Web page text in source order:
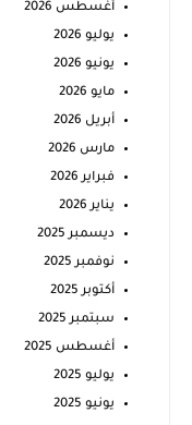
أغسطس 2026
يوليو 2026
يونيو 2026
مايو 2026
أبريل 2026
مارس 2026
فبراير 2026
يناير 2026
ديسمبر 2025
نوفمبر 2025
أكتوبر 2025
سبتمبر 2025
أغسطس 2025
يوليو 2025
يونيو 2025